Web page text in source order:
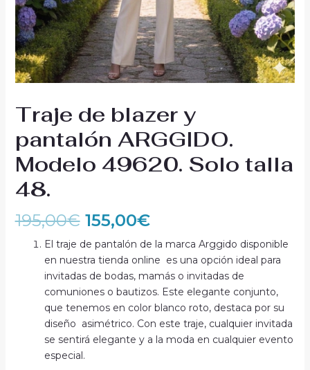
Traje de blazer y
pantalón ARGGIDO.
Modelo 49620. Solo talla
48.
195,00€ 155,00€
El traje de pantalón de la marca Arggido disponible
en nuestra tienda online es una opción ideal para
invitadas de bodas, mamás o invitadas de
comuniones o bautizos. Este elegante conjunto,
que tenemos en color blanco roto, destaca por su
diseño asimétrico. Con este traje, cualquier invitada
se sentirá elegante y a la moda en cualquier evento
especial.